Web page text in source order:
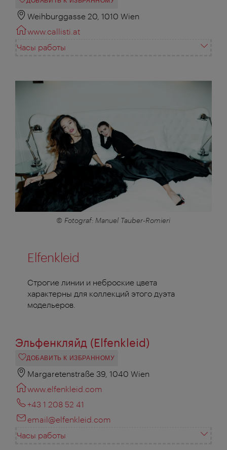
Weihburggasse 20, 1010 Wien
www.callisti.at
Часы работы
© Fotograf: Manuel Tauber-Romieri
Elfenkleid
Строгие линии и неброские цвета
характерны для коллекций этого дуэта
модельеров.
Эльфенкляйд (Elfenkleid)
ДОБАВИТЬ К ИЗБРАННОМУ
Margaretenstraße 39, 1040 Wien
www.elfenkleid.com
+43 1 208 52 41
email@elfenkleid.com
Часы работы